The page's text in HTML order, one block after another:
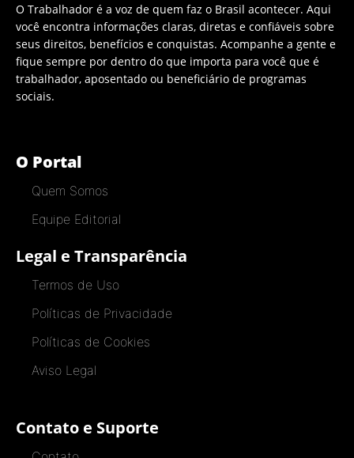
O Trabalhador é a voz de quem faz o Brasil acontecer. Aqui
você encontra informações claras, diretas e confiáveis sobre
seus direitos, benefícios e conquistas. Acompanhe a gente e
fique sempre por dentro do que importa para você que é
trabalhador, aposentado ou beneficiário de programas
sociais.
O Portal
Quem Somos
Equipe Editorial
Legal e Transparência
Termos de Uso
Políticas de Privacidade
Políticas de Cookies
Aviso Legal
Contato e Suporte